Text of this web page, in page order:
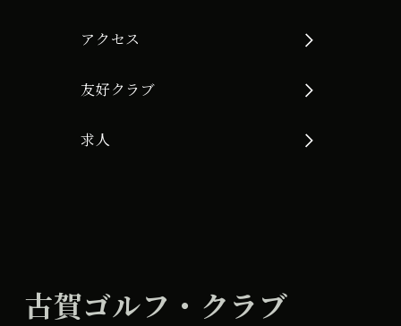
アクセス
友好クラブ
求人
古賀ゴルフ・クラブ